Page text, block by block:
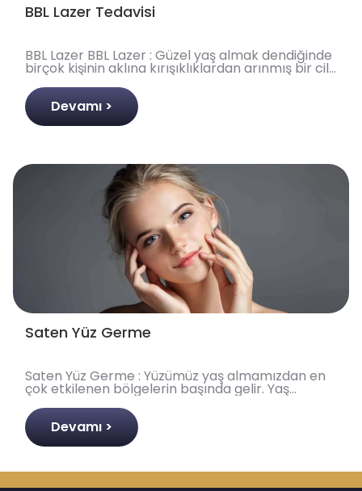
BBL Lazer Tedavisi
BBL Lazer BBL Lazer : Güzel yaş almak dendiğinde
birçok kişinin aklına kırışıklıklardan arınmış bir cilt
gelebilir. Halbuki güzel yaş almak sadece gö..
Devamı >
Saten Yüz Germe
Saten Yüz Germe : Yüzümüz yaş almamızdan en
çok etkilenen bölgelerin başında gelir. Yaş
almanın yanı sıra çevresel faktörler, şehrin kirli
havası, mak..
Devamı >